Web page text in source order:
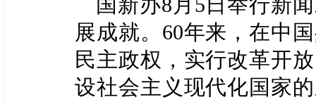
展成就。60年来，在中
民主政权，实行改革开
设社会主义现代化国家